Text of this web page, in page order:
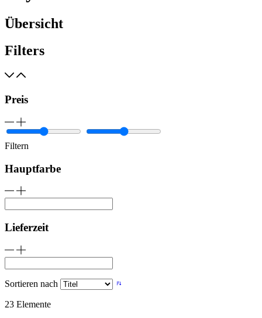
Übersicht
Filters
Preis
Filtern
Hauptfarbe
Lieferzeit
Sortieren nach
23 Elemente